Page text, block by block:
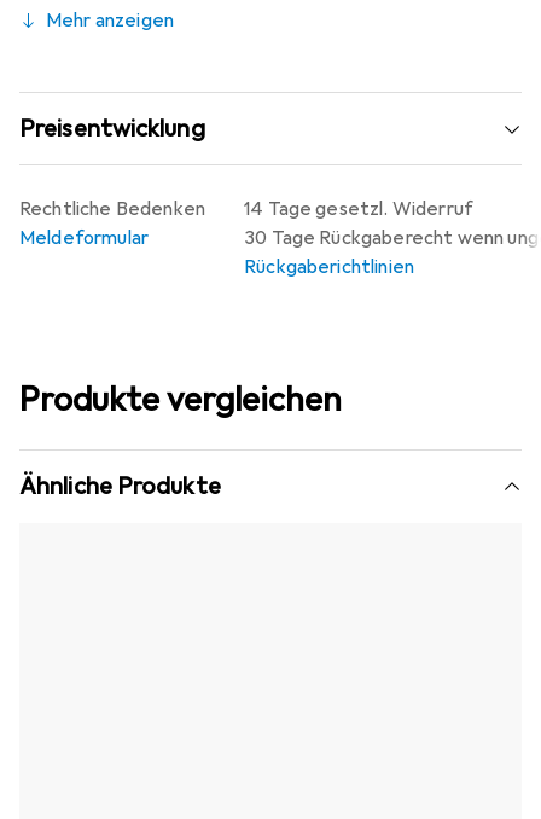
Mehr anzeigen
Preisentwicklung
14 Tage gesetzl. Widerruf
30 Tage Rückgaberecht wenn
Rückgaberichtlinien
Rechtliche Bedenken
Meldeformular
Produkte vergleichen
Ähnliche Produkte